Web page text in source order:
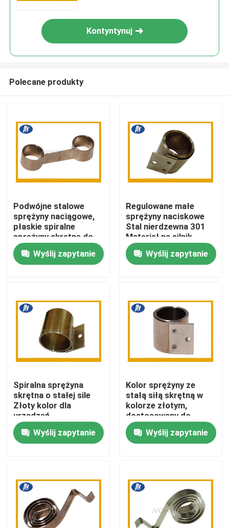
Dom
Produkty
Wycieczka po fabryce
Kontrola jakości
Skontaktuj się z nami
Poprosić o wycenę
Płaska spiralna sprężyna
Sprężyna spiralna skrętna
Kontyntynuj
Polecane produkty
Podwójne stalowe
sprężyny naciągowe,
płaskie spiralne
sprężyny skrętne do
silnika
Wyślij zapytanie
Regulowane małe
sprężyny naciskowe
Stal nierdzewna 301
Materiał na silnik
Wyślij zapytanie
Spiralna sprężyna
skrętna o stałej sile
Złoty kolor dla
urządzeń
elektronicznych
Wyślij zapytanie
Kolor sprężyny ze
stałą siłą skrętną w
kolorze złotym,
dostosowany do
monitora
komputerowego
Wyślij zapytanie